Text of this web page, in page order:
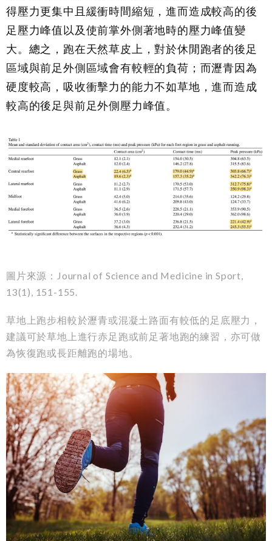
得壓力更集中且緩衝時間縮短，進而造成較高的後
足壓力峰值以及使前掌外側著地時的壓力峰值變
大。總之，跑在天然草皮上，對於休閒跑者的後足
區域與前足外側區域會有較輕的負荷；而瀝青因為
硬度較高，吸收衝擊力的能力不如草地，進而造成
較高的後足與前足外側壓力峰值。
圖片來源：Journal of Science and Medicine in Sport,
13(1), 151-155.
草地上跑步相較於瀝青或混凝土路面有較低的足底壓力，
建議可於草地上進行赤足跑或前足著地跑的練習，亦可做
為恢復跑或長距離跑的場地。